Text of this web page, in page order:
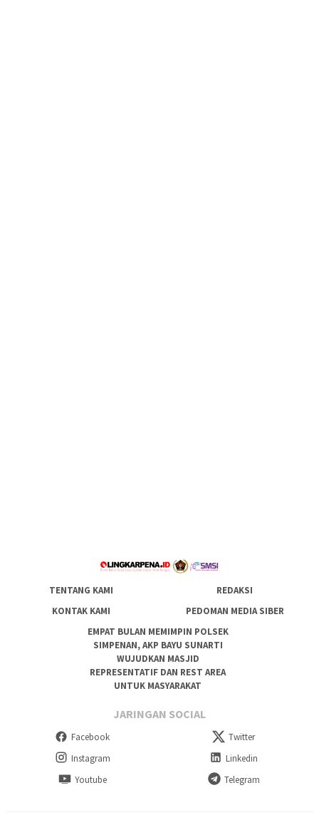
TENTANG KAMI
REDAKSI
KONTAK KAMI
PEDOMAN MEDIA SIBER
EMPAT BULAN MEMIMPIN POLSEK
SIMPENAN, AKP BAYU SUNARTI
WUJUDKAN MASJID
REPRESENTATIF DAN REST AREA
UNTUK MASYARAKAT
JARINGAN SOCIAL
Facebook
Twitter
Instagram
Linkedin
Youtube
Telegram